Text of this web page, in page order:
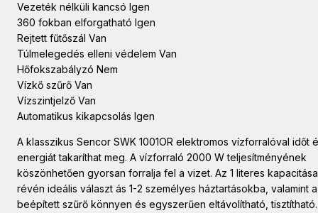
Vezeték nélküli kancsó Igen
360 fokban elforgatható Igen
Rejtett fűtőszál Van
Túlmelegedés elleni védelem Van
Hőfokszabályzó Nem
Vízkő szűrő Van
Vízszintjelző Van
Automatikus kikapcsolás Igen
A klasszikus Sencor SWK 1001OR elektromos vízforralóval időt
energiát takaríthat meg. A vízforraló 2000 W teljesítményének
köszönhetően gyorsan forralja fel a vizet. Az 1 literes kapacitása
révén ideális választ ás 1-2 személyes háztartásokba, valamint a
beépített szűrő könnyen és egyszerűen eltávolítható, tisztítható.